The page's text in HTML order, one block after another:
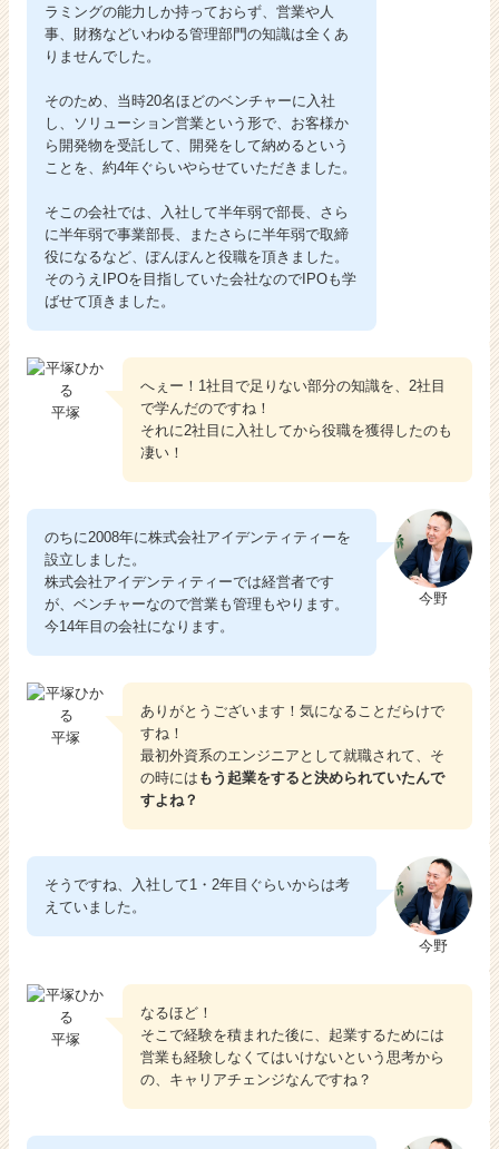
ラミングの能力しか持っておらず、営業や人
事、財務などいわゆる管理部門の知識は全くあ
りませんでした。
そのため、当時20名ほどのベンチャーに入社
し、ソリューション営業という形で、お客様か
ら開発物を受託して、開発をして納めるという
ことを、約4年ぐらいやらせていただきました。
そこの会社では、入社して半年弱で部長、さら
に半年弱で事業部長、またさらに半年弱で取締
役になるなど、ぽんぽんと役職を頂きました。
そのうえIPOを目指していた会社なのでIPOも学
ばせて頂きました。
平塚
へぇー！1社目で足りない部分の知識を、2社目
で学んだのですね！
それに2社目に入社してから役職を獲得したのも
凄い！
今野
のちに2008年に株式会社アイデンティティーを
設立しました。
株式会社アイデンティティーでは経営者です
が、ベンチャーなので営業も管理もやります。
今14年目の会社になります。
平塚
ありがとうございます！気になることだらけで
すね！
最初外資系のエンジニアとして就職されて、そ
の時には もう起業をすると決められていたんで
すよね？
今野
そうですね、入社して1・2年目ぐらいからは考
えていました。
平塚
なるほど！
そこで経験を積まれた後に、起業するためには
営業も経験しなくてはいけないという思考から
の、キャリアチェンジなんですね？